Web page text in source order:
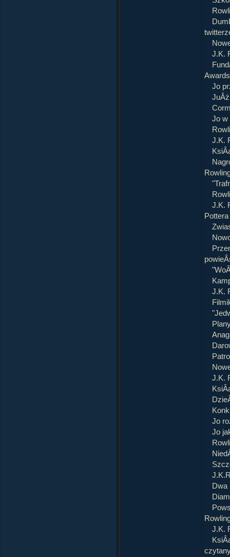
J.K.
Jo
Jo w
J.K.
J.K.
Pottera
J.K.
J.K.
Jo
Jo
Dwa
J.K.